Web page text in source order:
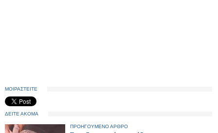
ΜΟΙΡΑΣΤΕΙΤΕ
ΔΕΙΤΕ ΑΚΟΜΑ
ΠΡΟΗΓΟΥΜΕΝΟ ΑΡΘΡΟ